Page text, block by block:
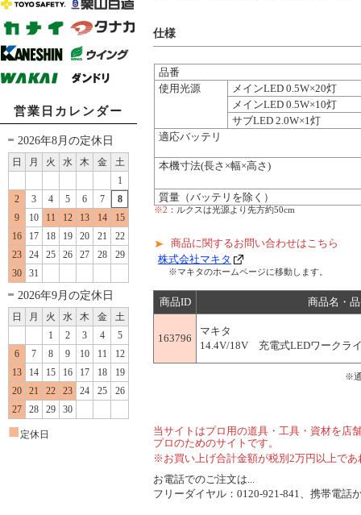
営業日カレンダー
2026年8月の定休日
日 月 火 水 木 金
土
1
2
3 4 5 6 7
8
9
10 11 12 13 14
15
16
17 18 19 20 21
22
23
24 25 26 27 28
29
30
31
2026年9月の定休日
日 月 火 水 木 金
土
1
2 3 4
5
6
7 8 9 10 11
12
13
14 15 16 17 18
19
20
21 22 23 24 25
26
27
28 29 30
■ 定休日
仕様
品番
使用光源
メインLED 0.5W×20灯
メインLED 0.5W×10灯
サブLED 2.0W×1灯
適応バッテリ
本機寸法(長さ×幅×高さ)
質量（バッテリを除く）
※2 ：ルクスは光源より先方約50cm
商品に関するお問い合わせはこちら
株式会社マキタ
※マキタのホームページに移動します。
商品ID 商品名・
163796
マキタ
14.4V/18V 充電式LEDワークラ
※
当サイトはプロ用の道具・工具・資材を店
プロのためのサイトです。
※お買い上げ合計金額が税別2万円以上で
お電話でのご注文は...
フリーダイヤル：0120-921-841、携帯電